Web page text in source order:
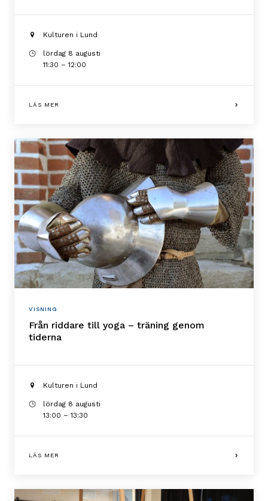
Kulturen i Lund
lördag 8 augusti
11:30 – 12:00
LÄS MER
VISNING
Från riddare till yoga – träning genom
tiderna
Kulturen i Lund
lördag 8 augusti
13:00 – 13:30
LÄS MER